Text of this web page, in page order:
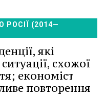
(2014—
які
схожої
економіст
повторення